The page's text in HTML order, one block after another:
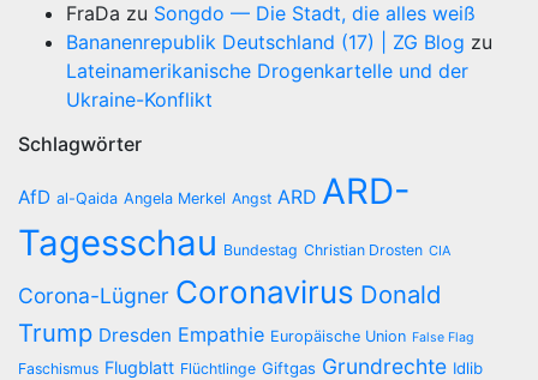
FraDa zu Songdo — Die Stadt, die alles weiß
Bananenrepublik Deutschland (17) | ZG Blog zu
Lateinamerikanische Drogenkartelle und der
Ukraine-Konflikt
Schlagwörter
AfD al-Qaida Angela Merkel Angst ARD ARD-
Tagesschau Bundestag Christian Drosten CIA
Corona-Lügner Coronavirus Donald
Trump Dresden Empathie Europäische Union False Flag
Faschismus Flugblatt Flüchtlinge Giftgas Grundrechte Idlib